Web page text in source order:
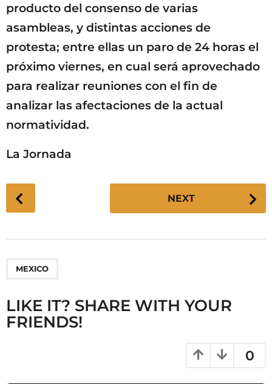
producto del consenso de varias
asambleas, y distintas acciones de
protesta; entre ellas un paro de 24 horas el
próximo viernes, en cual será aprovechado
para realizar reuniones con el fin de
analizar las afectaciones de la actual
normatividad.
La Jornada
o
i
n
NEXT
MEXICO
LIKE IT? SHARE WITH YOUR
FRIENDS!
0